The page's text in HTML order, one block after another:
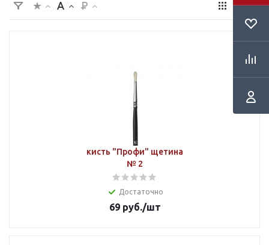
кисть "Профи" щетина
№ 2
Достаточно
69руб./шт